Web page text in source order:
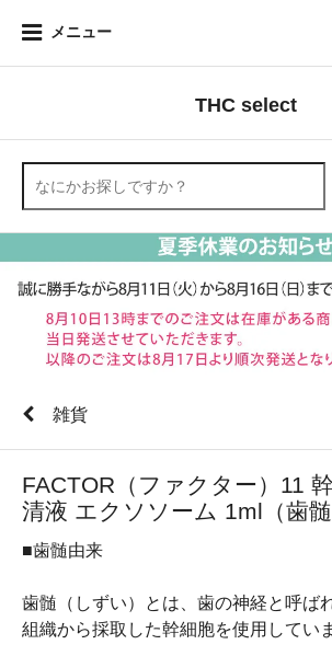
メニュー
THC select
雑貨
FACTOR（ファクター）11
清液 エクソソーム 1ml（歯髄
■歯髄由来
歯髄（しずい）とは、歯の神経と呼ば
組織から採取した幹細胞を使用してい